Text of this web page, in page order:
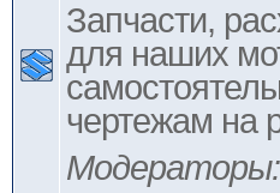
Запчасти,
для наших
чертежам на
Модераторы: